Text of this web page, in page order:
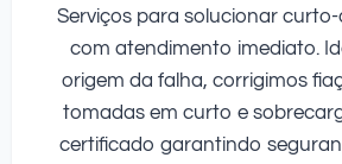
Serviços para solucionar
com atendimento imediato.
origem da falha, corrigimos
tomadas em curto e
certificado garantindo